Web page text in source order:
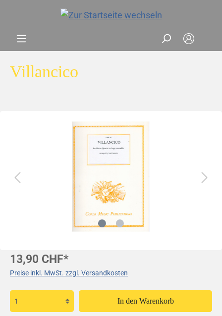
Villancico
13,90 CHF*
Preise inkl. MwSt. zzgl. Versandkosten
In den Warenkorb